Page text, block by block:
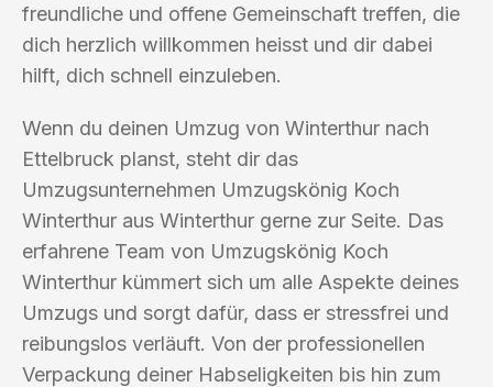
freundliche und offene Gemeinschaft treffen, die
dich herzlich willkommen heisst und dir dabei
hilft, dich schnell einzuleben.
Wenn du deinen Umzug von Winterthur nach
Ettelbruck planst, steht dir das
Umzugsunternehmen Umzugskönig Koch
Winterthur aus Winterthur gerne zur Seite. Das
erfahrene Team von Umzugskönig Koch
Winterthur kümmert sich um alle Aspekte deines
Umzugs und sorgt dafür, dass er stressfrei und
reibungslos verläuft. Von der professionellen
Verpackung deiner Habseligkeiten bis hin zum